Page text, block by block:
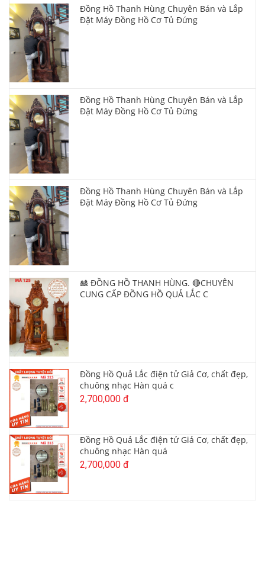
Đồng Hồ Thanh Hùng Chuyên Bán và Lắp
Đặt Máy Đồng Hồ Cơ Tủ Đứng
Đồng Hồ Thanh Hùng Chuyên Bán và Lắp
Đặt Máy Đồng Hồ Cơ Tủ Đứng
Đồng Hồ Thanh Hùng Chuyên Bán và Lắp
Đặt Máy Đồng Hồ Cơ Tủ Đứng
🎎 ĐỒNG HỒ THANH HÙNG. 🔴CHUYÊN
CUNG CẤP ĐỒNG HỒ QUẢ LẮC C
Đồng Hồ Quả Lắc điện tử Giả Cơ, chất đẹp,
chuông nhạc Hàn quá c
2,700,000 đ
Đồng Hồ Quả Lắc điện tử Giả Cơ, chất đẹp,
chuông nhạc Hàn quá
2,700,000 đ